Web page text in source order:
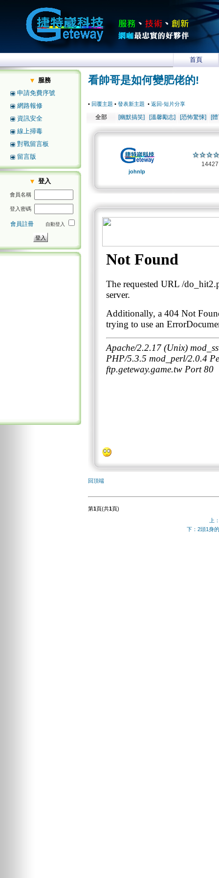
首頁
服務
申請免費序號
網路報修
資訊安全
線上掃毒
對戰留言板
留言版
登入
會員名稱
登入密碼
會員註冊 自動登入
看帥哥是如何變肥佬的!
• 回覆主題 • 發表新主題 • 返回-短片分享
全部 [幽默搞笑] [溫馨勵志] [恐怖驚悚] [
johnlp
回頂端
第1頁(共1頁)
上
下：2頭1身